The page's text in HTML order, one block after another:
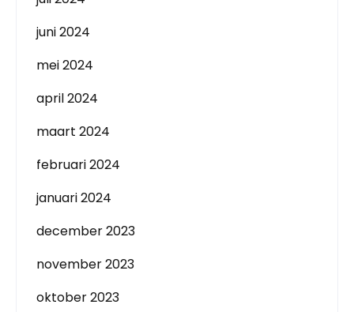
juni 2024
mei 2024
april 2024
maart 2024
februari 2024
januari 2024
december 2023
november 2023
oktober 2023